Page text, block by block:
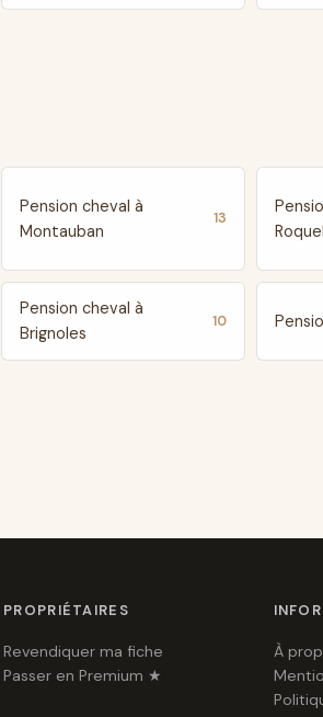
Pension cheval à
Montauban
13
Pension cheval à
Brignoles
10
PROPRIÉTAIRES
Revendiquer ma fiche
Passer en Premium ★
À